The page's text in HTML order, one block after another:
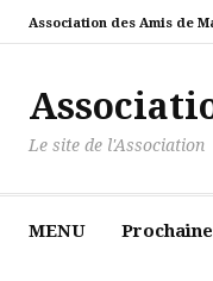
Association des Amis de
Le site de l'Association
MENU